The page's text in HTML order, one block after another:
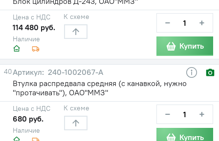
Наличие
Цена с НДС
114 480 руб.
К схеме − +
Купить
40
240-1002067-А
Втулка распредвала средняя (с канавкой, нужно
"протачивать"), ОАО"ММЗ"
Наличие
Цена с НДС
680 руб.
К схеме − +
Купить